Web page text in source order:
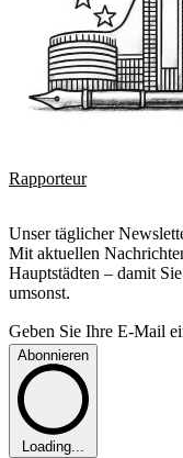
Rapporteur
Unser täglicher
Mit aktuellen
Hauptstädten – damit
umsonst.
Geben Sie Ihre E-Mail
Abonnieren
Loading...